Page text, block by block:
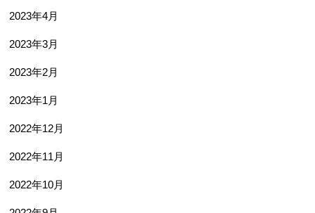
2023年4月
2023年3月
2023年2月
2023年1月
2022年12月
2022年11月
2022年10月